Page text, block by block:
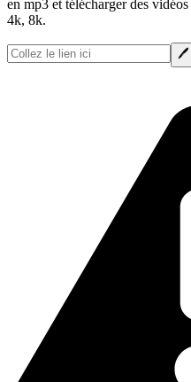
en mp3 et télécharger des
4k, 8k.